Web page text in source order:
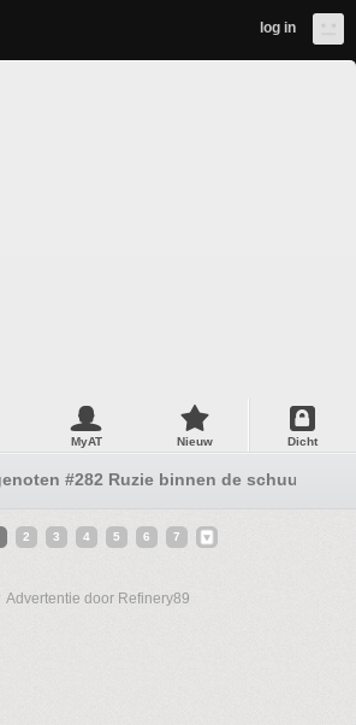
log in
MyAT Nieuw Dicht
#282 Ruzie binnen de schuur
2 3 4 5 6 7
Advertentie door Refinery89